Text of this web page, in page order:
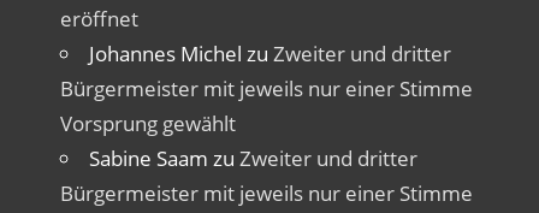
eröffnet
Johannes Michel zu Zweiter und dritter
Bürgermeister mit jeweils nur einer Stimme
Vorsprung gewählt
Sabine Saam zu Zweiter und dritter
Bürgermeister mit jeweils nur einer Stimme